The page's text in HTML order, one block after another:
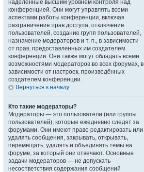
наделённые высшим уровнем контроля над
конференцией. Они могут управлять всеми
аспектами работы конференции, включая
разграничение прав доступа, отключение
пользователей, создание групп пользователей,
назначение модераторов и т. п., в зависимости
от прав, предоставленных им создателем
конференции. Они также могут обладать всеми
возможностями модераторов во всех форумах, в
зависимости от настроек, произведённых
создателем конференции.
Вернуться к началу
Кто такие модераторы?
Модераторы — это пользователи (или группы
пользователей), которые ежедневно следят за
форумами. Они имеют право редактировать или
удалять сообщения, закрывать, открывать,
перемещать, удалять и объединять темы на
форуме, за который они отвечают. Основные
задачи модераторов — не допускать
несоответствия содержания сообщений